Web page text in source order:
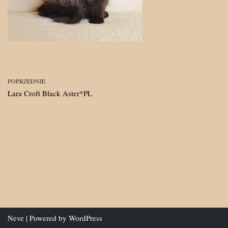
POPRZEDNIE
Lara Croft Black Aster*PL
Neve | Powered by WordPress